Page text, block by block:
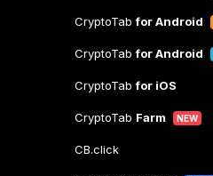
CryptoTabfor Android
CryptoTabfor Android
CryptoTabfor iOS
CryptoTab Farm NEW
CB.click